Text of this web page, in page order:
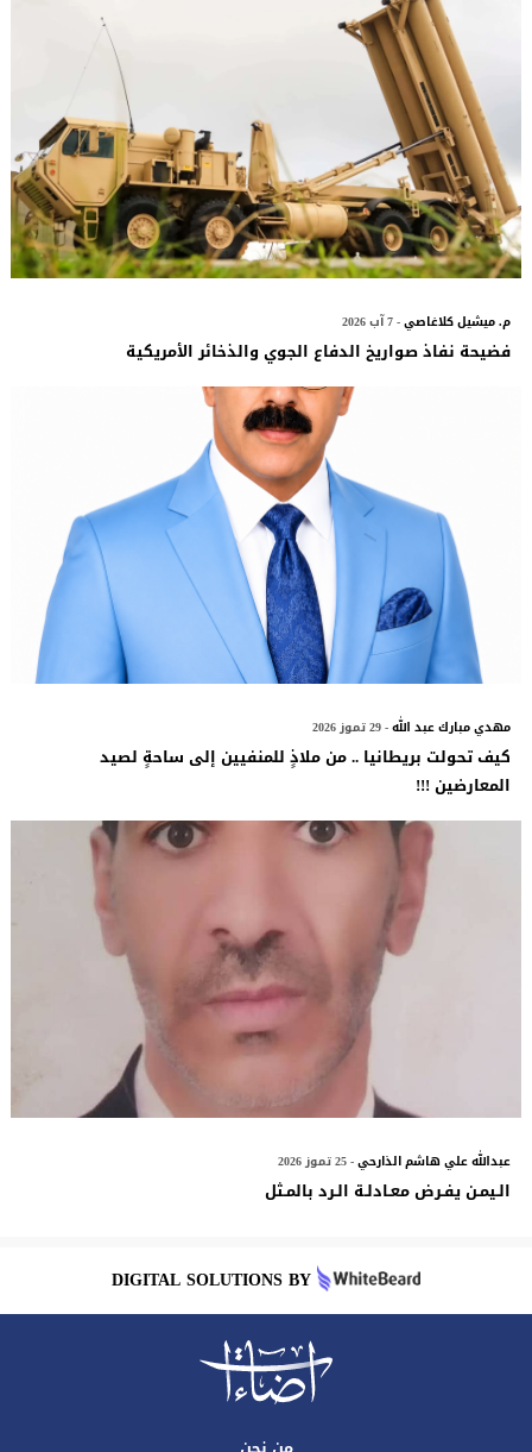
م. ميشيل كلاغاصي- 7 آب 2026
فضيحة نفاذ صواريخ الدفاع الجوي والذخائر الأمريكية
مهدي مبارك عبد الله- 29 تموز 2026
كيف تحولت بريطانيا .. من ملاذٍ للمنفيين إلى ساحةٍ لصيد
المعارضين !!!
عبدالله علي هاشم الذارحي- 25 تموز 2026
الـيمـن يفـرض معـادلـة الـرد بالمـثل
DIGITAL SOLUTIONS BY